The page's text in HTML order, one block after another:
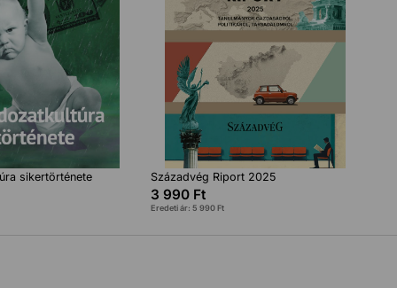
sikertörténete Századvég Riport 2025
3 990 Ft
Eredeti ár: 5 990Ft